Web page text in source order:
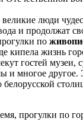
ве­ли­кие лю­ди
и про­дол­жат
по
ки­пе­ла жизнь
го­стей му­зеи,
и мно­гое дру­гое.
про­гул­ки по